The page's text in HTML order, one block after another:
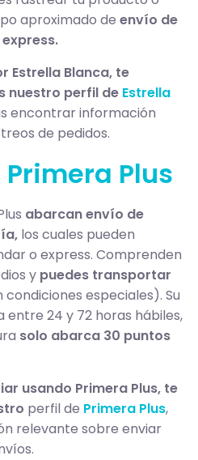
aproximado de envío de
Estrella Blanca, te
nuestro perfil de Estrella
encontrar información
de pedidos.
Plus
abarcan envío de
los cuales pueden
o express. Comprenden
y puedes transportar
condiciones especiales). Su
24 y 72 horas hábiles,
solo abarca 30 puntos
usando Primera Plus, te
perfil de Primera Plus,
relevante sobre enviar